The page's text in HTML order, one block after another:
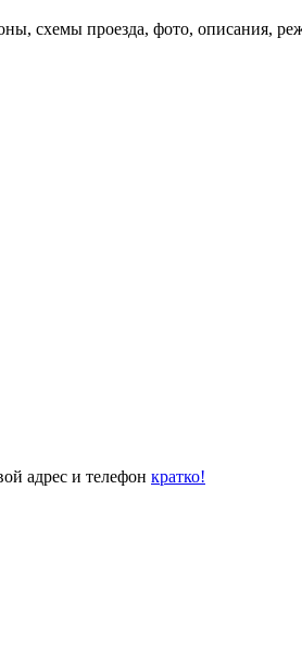
схемы проезда, фото, описания,
адрес и телефон кратко!